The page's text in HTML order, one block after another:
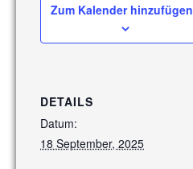
Zum Kalender hinzufügen
DETAILS
Datum:
18 September, 2025